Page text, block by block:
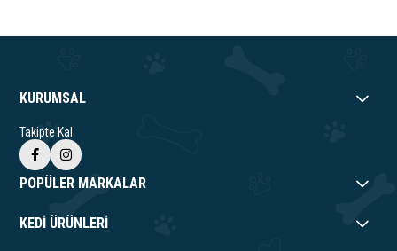
KURUMSAL
Takipte Kal
POPÜLER MARKALAR
KEDİ ÜRÜNLERİ